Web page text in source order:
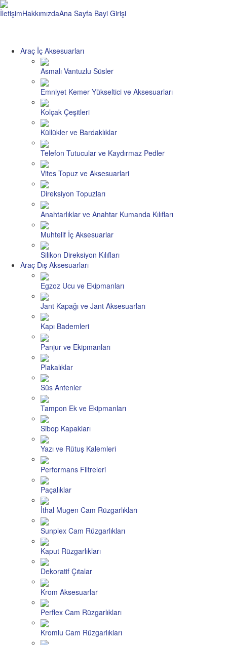
İletişimHakkımızdaAna Sayfa Bayi Girişi
Araç İç Aksesuarları
Asmalı Vantuzlu Süsler
Emniyet Kemer Yükseltici ve Aksesuarları
Kolçak Çeşitleri
Küllükler ve Bardaklıklar
Telefon Tutucular ve Kaydırmaz Pedler
Vites Topuz ve Aksesuarlari
Direksiyon Topuzları
Anahtarlıklar ve Anahtar Kumanda Kılıfları
Muhtelif İç Aksesuarlar
Silikon Direksiyon Kılıfları
Araç Dış Aksesuarları
Egzoz Ucu ve Ekipmanları
Jant Kapağı ve Jant Aksesuarları
Kapı Bademleri
Panjur ve Ekipmanları
Plakalıklar
Süs Antenler
Tampon Ek ve Ekipmanları
Sibop Kapakları
Yazı ve Rütuş Kalemleri
Performans Filtreleri
Paçalıklar
İthal Mugen Cam Rüzgarlıkları
Sunplex Cam Rüzgarlıkları
Kaput Rüzgarlıkları
Dekoratif Çıtalar
Krom Aksesuarlar
Perflex Cam Rüzgarlıkları
Kromlu Cam Rüzgarlıkları